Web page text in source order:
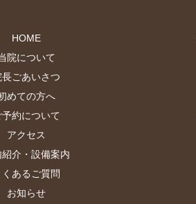
HOME
院について
長ごあいさつ
めての方へ
予約について
アクセス
紹介・設備案内
くあるご質問
お知らせ